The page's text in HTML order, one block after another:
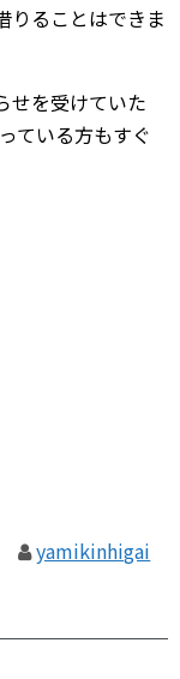
りることはできま
せを受けていた
ている方もすぐ
yamikinhigai